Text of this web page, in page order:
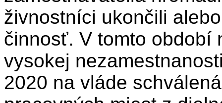
živnostníci ukončili
činnosť. V tomto období
vysokej
2020 na vláde